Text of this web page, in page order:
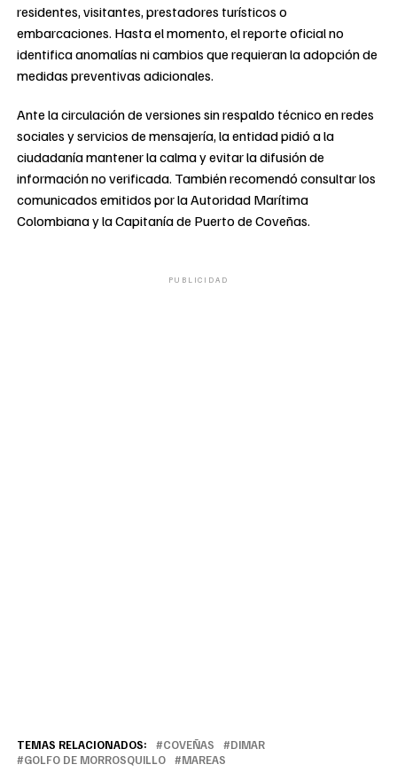
residentes, visitantes, prestadores turísticos o
embarcaciones. Hasta el momento, el reporte oficial no
identifica anomalías ni cambios que requieran la adopción de
medidas preventivas adicionales.
Ante la circulación de versiones sin respaldo técnico en redes
sociales y servicios de mensajería, la entidad pidió a la
ciudadanía mantener la calma y evitar la difusión de
información no verificada. También recomendó consultar los
comunicados emitidos por la Autoridad Marítima
Colombiana y la Capitanía de Puerto de Coveñas.
PUBLICIDAD
TEMAS RELACIONADOS: COVEÑAS
DIMAR
GOLFO DE MORROSQUILLO
MAREAS